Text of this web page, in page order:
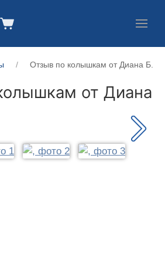
Отзыв по колышкам от Диана Б.
от Диана